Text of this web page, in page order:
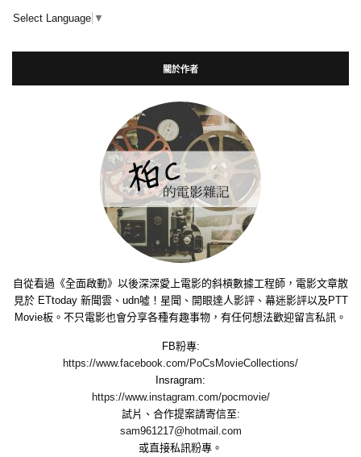
Select Language ▼
關於作者
自從看過《全面啟動》以後深深愛上電影的斜槓數據工程師，電影文章散
見於 ETtoday 新聞雲、udn噓！星聞、開眼達人影評、幕迷影評以及PTT
Movie板。不只電影也會分享各種有趣事物，有任何想法歡迎留言私訊。
FB粉專:
https://www.facebook.com/PoCsMovieCollections/
Insragram:
https://www.instagram.com/pocmovie/
試片、合作提案請寄信至:
sam961217@hotmail.com
或直接私訊粉專。